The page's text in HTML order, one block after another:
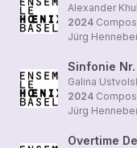
Alexander
2024
Jürg
Galina
2024
Jürg